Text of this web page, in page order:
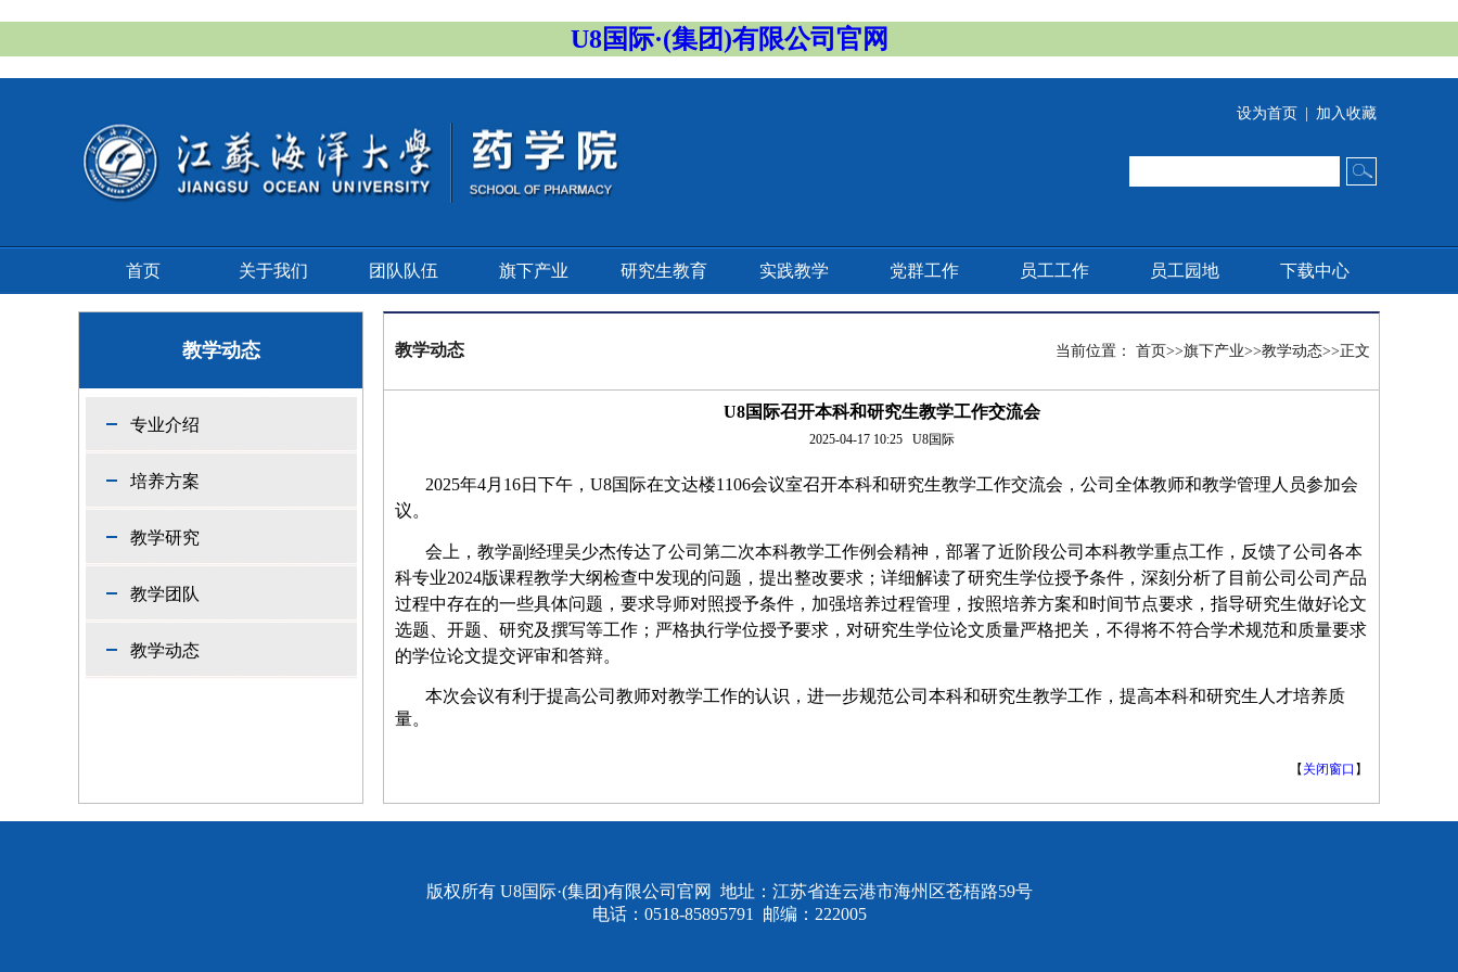
U8国际·(集团)有限公司官网
设为首页 加入收藏
首页 关于我们 团队队伍 旗下产业 研究生教育 实践教学 党群工作 员工工作 员工园地 下载中心
教学动态
专业介绍
培养方案
教学研究
教学团队
教学动态
教学动态 当前位置： 首页>>旗下产业>>教学动态>>正文
U8国际召开本科和研究生教学工作交流会
2025-04-17 10:25 U8国际
2025年4月 16日下午，U8国际在文达楼1106会议室召开本科和研究生教学工作交流会，公司全体教师和教学管理人员参加会
议。
会上，教学副经理吴少杰传达了公司第二次本科教学工作例会精神，部署了近阶段公司本科教学重点工作，反馈了公司各本
科专业2024版课程教学大纲检查中发现的问题，提出整改要求；详细解读了研究生学位授予条件，深刻分析了目前公司公司产品
过程中存在的一些具体问题，要求导师对照授予条件，加强培养过程管理，按照培养方案和时间节点要求，指导研究生做好论文
选题、开题、研究及撰写等工作；严格执行学位授予要求，对研究生学位论文质量严格把关，不得将不符合学术规范和质量要求
的学位论文提交评审和答辩。
本次会议有利于提高公司教师对教学工作的认识，进一步规范公司本科和研究生教学工作，提高本科和研究生人才培养质
量。
【关闭窗口 】
版权所有 U8国际·(集团)有限公司官网 地址：江苏省连云港市海州区苍梧路59号
电话：0518-85895791 邮编：222005